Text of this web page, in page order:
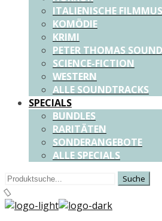
ITALIENISCHE
KOMÖDIE
KRIMI
PETER THOMAS
SCIENCE-FICTION
WESTERN
ALLE SOUNDTRACKS
SPECIALS
BUNDLES
RARITÄTEN
SONDERANGEBOTE
ALLE SPECIALS
Suchen
nach: